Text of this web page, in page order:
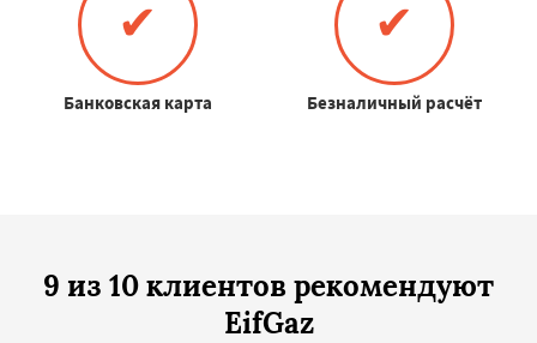
✔
Банковская карта
✔
Безналичный расчёт
9 из 10 клиентов рекомендуют
EifGaz